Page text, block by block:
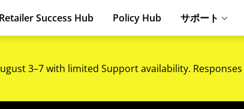
Retailer Success Hub Policy Hub サポート
3–7 with limited Support availability.